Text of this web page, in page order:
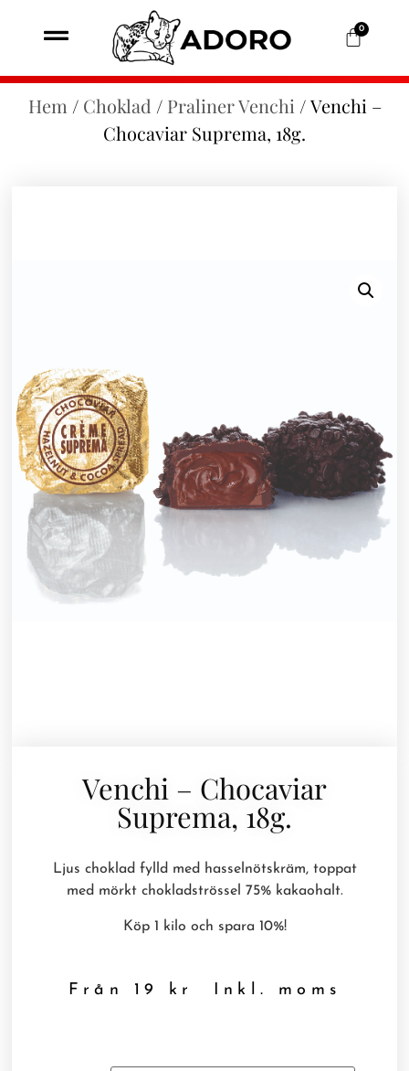
0
Hem / Choklad / Praliner Venchi / Venchi –
Chocaviar Suprema, 18g.
Venchi – Chocaviar
Suprema, 18g.
Ljus choklad fylld med hasselnötskräm, toppat
med mörkt chokladströssel 75% kakaohalt.
Köp 1 kilo och spara 10%!
Från 19 kr Inkl. moms